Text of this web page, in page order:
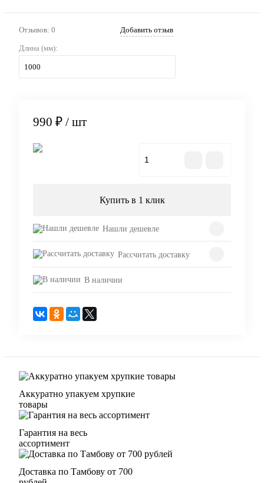
Отзывов: 0 Добавить отзыв
Длина (мм):
1000
990 ₽ / шт
Купить в 1 клик
Нашли дешевле
Рассчитать доставку
В наличии
Аккуратно упакуем хрупкие
товары
Гарантия на весь
ассортимент
Доставка по Тамбову от 700